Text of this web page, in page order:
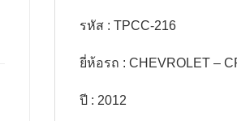
รหัส : TPCC-216
ยี่ห้อรถ : CHEVROLET –
ปี : 2012